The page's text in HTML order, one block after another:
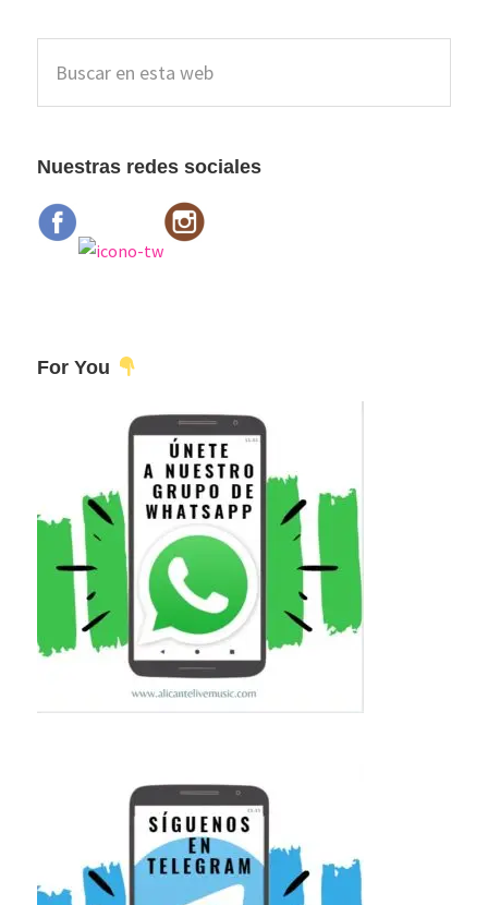
Barra
lateral
esta
Nuestras redes sociales
For You